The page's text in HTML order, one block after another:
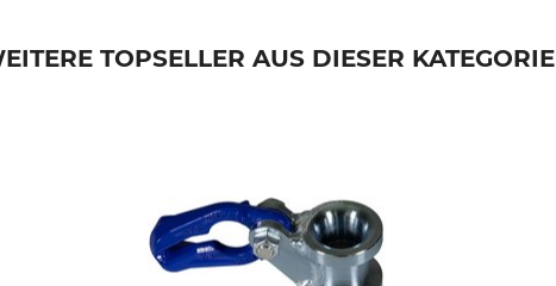
TOPSELLER AUS DIESER KATEGORIE